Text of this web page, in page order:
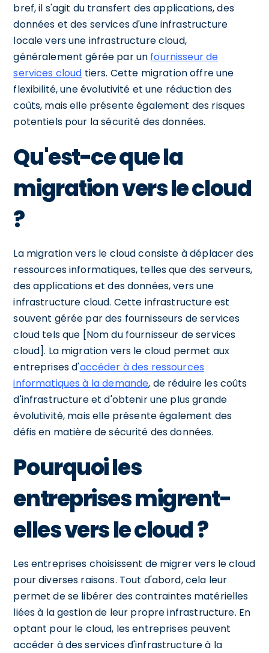
bref, il s'agit du transfert des applications, des
données et des services d'une infrastructure
locale vers une infrastructure cloud,
généralement gérée par un fournisseur de
services cloud tiers. Cette migration offre une
flexibilité, une évolutivité et une réduction des
coûts, mais elle présente également des risques
potentiels pour la sécurité des données.
Qu'est-ce que la
migration vers le cloud
?
La migration vers le cloud consiste à déplacer des
ressources informatiques, telles que des serveurs,
des applications et des données, vers une
infrastructure cloud. Cette infrastructure est
souvent gérée par des fournisseurs de services
cloud tels que [Nom du fournisseur de services
cloud]. La migration vers le cloud permet aux
entreprises d'accéder à des ressources
informatiques à la demande, de réduire les coûts
d'infrastructure et d'obtenir une plus grande
évolutivité, mais elle présente également des
défis en matière de sécurité des données.
Pourquoi les
entreprises migrent-
elles vers le cloud ?
Les entreprises choisissent de migrer vers le cloud
pour diverses raisons. Tout d'abord, cela leur
permet de se libérer des contraintes matérielles
liées à la gestion de leur propre infrastructure. En
optant pour le cloud, les entreprises peuvent
accéder à des services d'infrastructure à la